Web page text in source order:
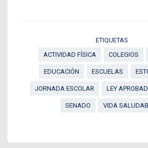
ETIQUETAS
ACTIVIDAD FÍSICA
COLEGIOS
EDUCACIÓN ESCUELAS
JORNADA ESCOLAR LEY
SENADO VIDA